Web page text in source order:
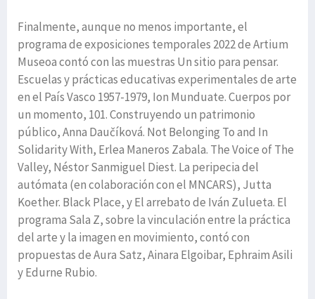
Finalmente, aunque no menos importante, el
programa de exposiciones temporales 2022 de Artium
Museoa contó con las muestras Un sitio para pensar.
Escuelas y prácticas educativas experimentales de arte
en el País Vasco 1957-1979, Ion Munduate. Cuerpos por
un momento, 101. Construyendo un patrimonio
público, Anna Daučíková. Not Belonging To and In
Solidarity With, Erlea Maneros Zabala. The Voice of The
Valley, Néstor Sanmiguel Diest. La peripecia del
autómata (en colaboración con el MNCARS), Jutta
Koether. Black Place, y El arrebato de Iván Zulueta. El
programa Sala Z, sobre la vinculación entre la práctica
del arte y la imagen en movimiento, contó con
propuestas de Aura Satz, Ainara Elgoibar, Ephraim Asili
y Edurne Rubio.